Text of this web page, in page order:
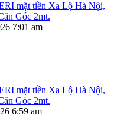
mặt tiền Xa Lộ Hà Nội,
Góc 2mt.
7:01 am
mặt tiền Xa Lộ Hà Nội,
Góc 2mt.
6:59 am